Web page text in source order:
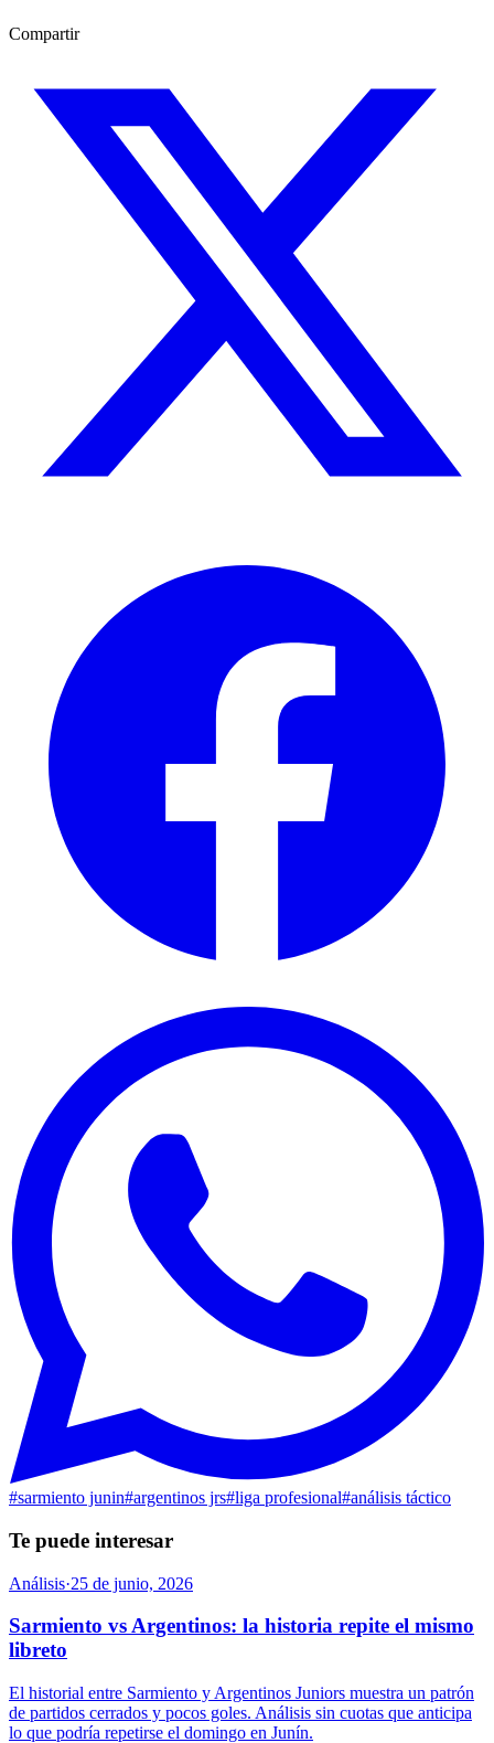
Compartir
#sarmiento junin#argentinos jrs#liga profesional#análisis táctico
Te puede interesar
Análisis·25 de junio, 2026
Sarmiento vs Argentinos: la historia repite el mismo
libreto
El historial entre Sarmiento y Argentinos Juniors muestra un patrón
de partidos cerrados y pocos goles. Análisis sin cuotas que anticipa
lo que podría repetirse el domingo en Junín.